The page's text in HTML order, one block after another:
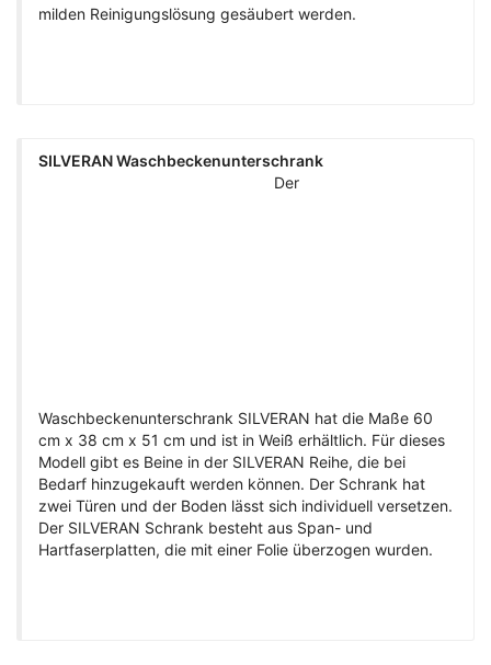
milden Reinigungslösung gesäubert werden.
SILVERAN Waschbeckenunterschrank
Der
Waschbeckenunterschrank SILVERAN hat die Maße 60
cm x 38 cm x 51 cm und ist in Weiß erhältlich. Für dieses
Modell gibt es Beine in der SILVERAN Reihe, die bei
Bedarf hinzugekauft werden können. Der Schrank hat
zwei Türen und der Boden lässt sich individuell versetzen.
Der SILVERAN Schrank besteht aus Span- und
Hartfaserplatten, die mit einer Folie überzogen wurden.